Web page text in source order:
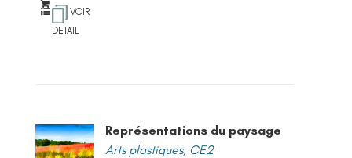
VOIR
DETAIL
Représentations du paysage
Arts plastiques, CE2